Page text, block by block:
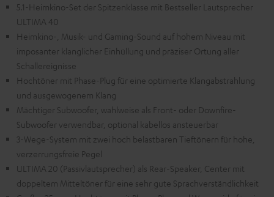
5.1-Heimkino-Set der Spitzenklasse mit Bestseller Lautsprecher
ULTIMA 40
Heimkino-, Musik- und Gaming-Sound auf hohem Niveau mit
imposanter klanglicher Einhüllung und präziser Ortung aller
Schallereignisse
Hochtöner mit Phase-Plug für eine optimierte Klangabstrahlung
und ausgewogenem Klang
Mächtiger Subwoofer, wahlweise als Front- oder Downfire-
Subwoofer verwendbar, optional kabellos ansteuerbar
3-Wege-System mit zwei hoch belastbaren Tieftönern für hohe,
verzerrungsfreie Pegel
ULTIMA 20 (Passivlautsprecher) als Rear-Speaker, Center mit
doppeltem Mitteltöner für eine sehr gute Sprachverständlichkeit